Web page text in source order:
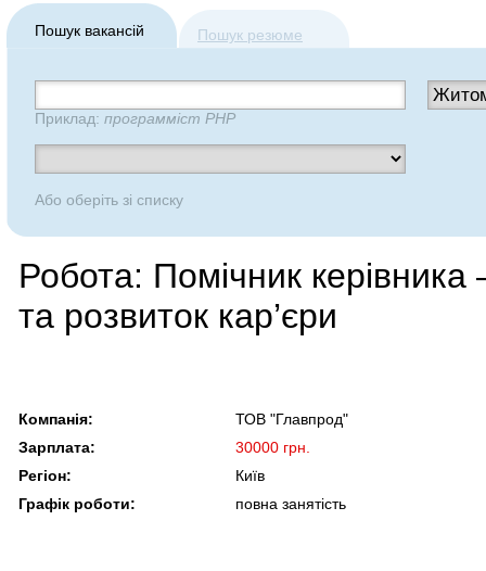
Пошук вакансій Пошук резюме
Приклад: программіст PHP
Або оберіть зі списку
Робота: Помічник
та розвиток кар’єри
Компанія:
ТОВ "Главпрод"
Зарплата:
30000 грн.
Регіон:
Київ
Графік роботи:
повна занятість